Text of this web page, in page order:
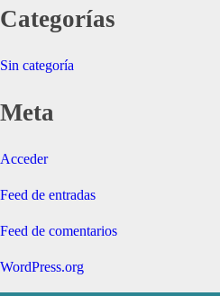
Categorías
Sin categoría
Meta
Acceder
Feed de entradas
Feed de comentarios
WordPress.org